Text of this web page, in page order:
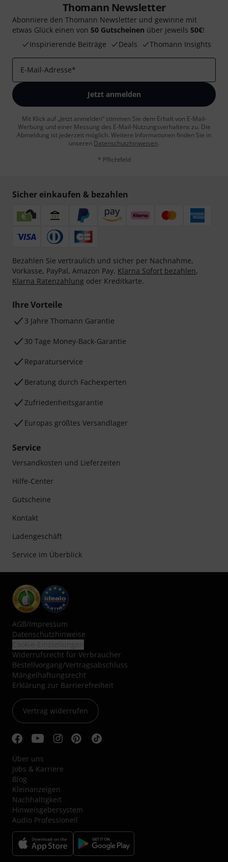
Thomann Newsletter
Abonniere den Thomann Newsletter und gewinne mit
etwas Glück einen von 50 Gutscheinen über jeweils 50€!
Inspirierende Beiträge
Deals Thomann Insights
E-Mail-Adresse*
Jetzt anmelden
Mit Klick auf „Jetzt anmelden“ stimmen Sie dem Erhalt von E-Mail-
Werbung und einer Messung des E-Mail-Nutzungsverhaltens zu. Die
Abmeldung ist jederzeit möglich. Weitere Informationen finden Sie in
unseren Datenschutzhinweisen.
* Pflichtfeld
Sicher einkaufen & bezahlen
Bezahlen Sie vertraulich und sicher per Nachnahme,
Vorkasse, PayPal, Amazon Pay, Klarna Sofort bezahlen,
Klarna Ratenzahlung oder Kreditkarte.
Ihre Vorteile
3 Jahre Thomann Garantie
30 Tage Money-Back-Garantie
Reparaturservice
Beratung durch Fachexperten
Zufriedenheitsgarantie
Europas größtes Versandlager
Service
Versandkosten und Lieferzeiten
Hilfe-Center
Gutscheine
Kontakt
Ladengeschäft
Service im Überblick
AGB/Impressum
Datenschutzhinweise
Widerrufsrecht für Verbraucher
Bestellvorgang/Vertragsabschluss
Mängelhaftungsrecht
Erklärung zur Barrierefreiheit
Vertrag widerrufen
Über uns
Jobs & Karriere
Blog
Kleinanzeigen
Nachhaltigkeit
Hinweisgebersystem
Audio Professionell